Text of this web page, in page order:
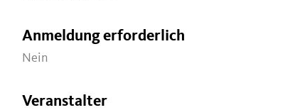
Anmeldung erforderlich
Nein
Veranstalter